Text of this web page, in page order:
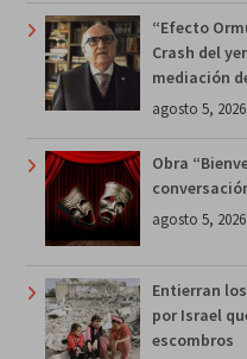
“Efecto
Crash del
mediación
agosto 5, 2026
Obra
agosto 5, 2026
Entierran
por Israel
escombros